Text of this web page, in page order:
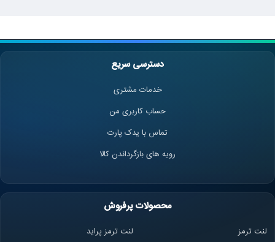
دسترسی سریع
خدمات مشتری
حساب کاربری من
تماس با یدک پارت
رویه های بازگرداندن کالا
محصولات پرفروش
لنت ترمز
لنت ترمز پراید